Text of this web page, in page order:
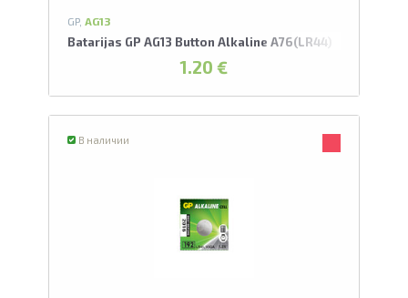
GP, AG13
Batarijas GP AG13 Button Alkaline A76(LR44)
1.20 €
В наличии